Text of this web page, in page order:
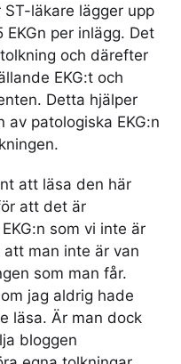
läkare lägger upp
per inlägg. Det
och därefter
EKG:t och
Detta hjälper
patologiska EKG:n
att läsa den här
att det är
som vi inte är
man inte är van
som man får.
jag aldrig hade
läsa. Är man dock
bloggen